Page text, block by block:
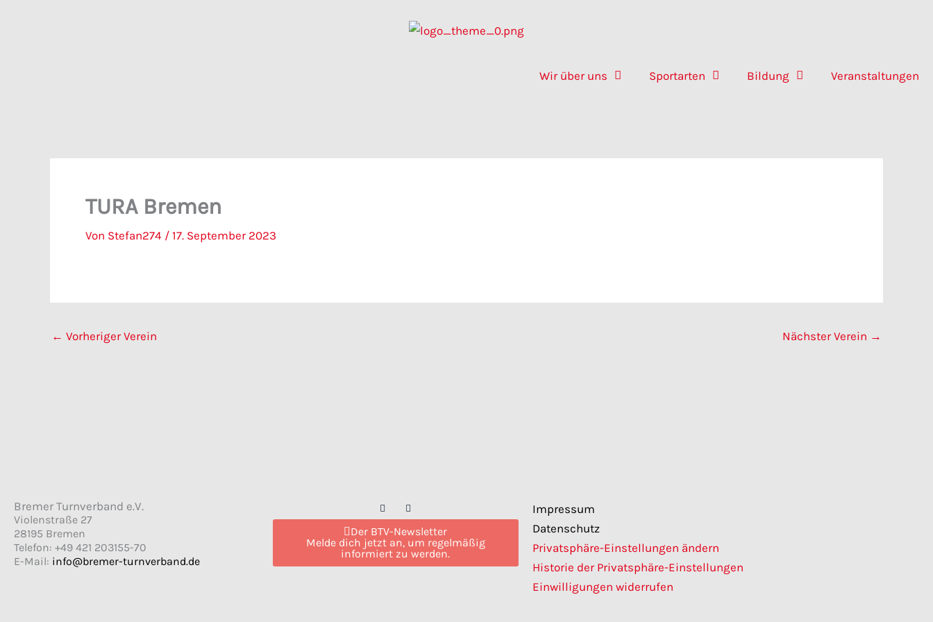
Wir über uns
Sportarten Bildung Veranstaltungen
TURA Bremen
Von Stefan274 / 17. September 2023
← Vorheriger Verein Nächster Verein →
Bremer Turnverband e.V.
Violenstraße 27
28195 Bremen
Telefon: +49 421 203155-70
E-Mail: info@bremer-turnverband.de
F
a
c
e
b
o
o
I
n
s
t
a
g
Der BTV-Newsletter
Melde dich jetzt an, um regelmäßig
informiert zu werden.
Impressum
Datenschutz
Privatsphäre-Einstellungen ändern
Historie der Privatsphäre-Einstellungen
Einwilligungen widerrufen